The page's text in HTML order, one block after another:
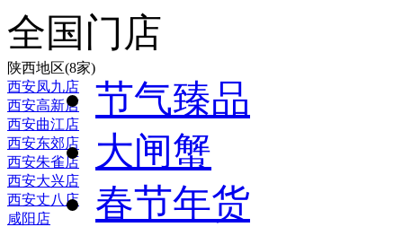
全国门店
陕西地区(8家)
西安凤九店
西安高新店
西安曲江店
西安东郊店
西安朱雀店
西安大兴店
西安丈八店
咸阳店
节气臻品
大闸蟹
春节年货